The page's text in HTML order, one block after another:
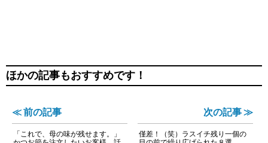
ほかの記事もおすすめです！
≪ 前の記事
「これで、母の味が残せます。」
次の記事 ≫
僅差！（笑）ラスイチ残り一個の